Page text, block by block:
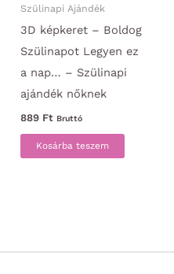
Szülinapi Ajándék
3D képkeret – Boldog
Szülinapot Legyen ez
a nap… – Szülinapi
ajándék nőknek
889 Ft Bruttó
Kosárba teszem